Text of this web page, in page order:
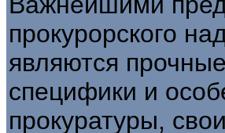
прокурорского
являются
специфики и
прокуратуры,